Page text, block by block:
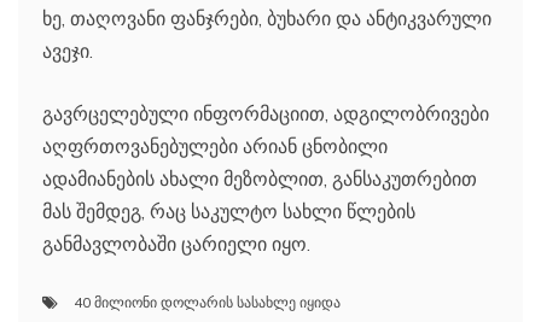
ხე, თაღოვანი ფანჯრები, ბუხარი და ანტიკვარული
ავეჯი.
გავრცელებული ინფორმაციით, ადგილობრივები
აღფრთოვანებულები არიან ცნობილი
ადამიანების ახალი მეზობლით, განსაკუთრებით
მას შემდეგ, რაც საკულტო სახლი წლების
განმავლობაში ცარიელი იყო.
40 მილიონი დოლარის სასახლე იყიდა